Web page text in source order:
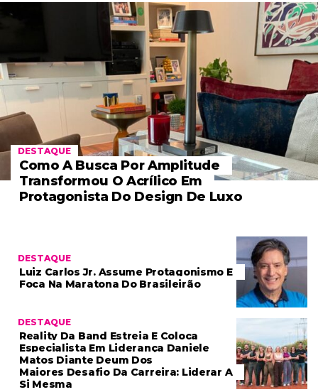
DESTAQUE
Como A Busca Por Amplitude
Transformou O Acrílico Em
Protagonista Do Design De Luxo
DESTAQUE
Luiz Carlos Jr. Assume Protagonismo E
Foca Na Maratona Do Brasileirão
DESTAQUE
Reality Da Band Estreia E Coloca
Especialista Em Liderança Daniele
Matos Diante Deum Dos
Maiores Desafio Da Carreira: Liderar A
Si Mesma